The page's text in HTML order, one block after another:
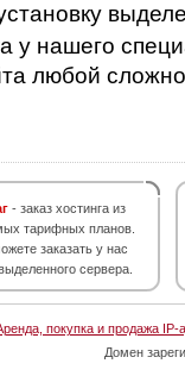
у нашего
любой
- заказ хостинга из
тарифных планов.
заказать у нас
сервера.
покупка и продажа IP-
Домен